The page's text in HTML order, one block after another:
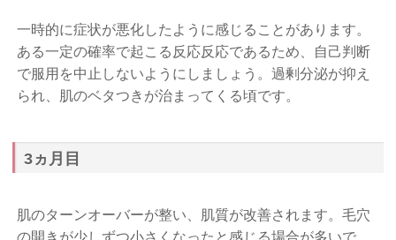
一時的に症状が悪化したように感じることがあります。
ある一定の確率で起こる反応反応であるため、自己判断
で服用を中止しないようにしましょう。過剰分泌が抑え
られ、肌のベタつきが治まってくる頃です。
3ヵ月目
肌のターンオーバーが整い、肌質が改善されます。毛穴
の開きが少しずつ小さくなったと感じる場合が多いで